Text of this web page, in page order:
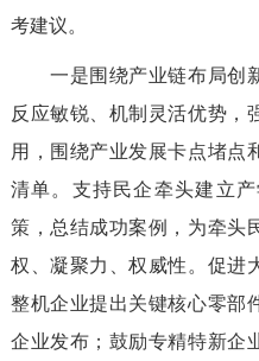
考建议。
一是围绕产业链布局创
反应敏锐、 机制灵活优势，
用， 围绕产业发展卡点堵点
清单。 支持民企牵头建立
策，总结成功案例，为牵头
权、凝聚力、权威性。促进
整机企业提出关键核心零部
企业发布；鼓励专精特新企